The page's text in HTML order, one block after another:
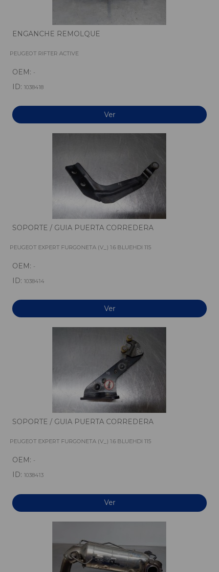
ENGANCHE REMOLQUE
PEUGEOT RIFTER ACTIVE
OEM: -
ID: 1038418
Ver
SOPORTE / GUIA PUERTA CORREDERA
PEUGEOT EXPERT FURGONETA (V_) 1.6 BLUEHDI 115
OEM: -
ID: 1038414
Ver
SOPORTE / GUIA PUERTA CORREDERA
PEUGEOT EXPERT FURGONETA (V_) 1.6 BLUEHDI 115
OEM: -
ID: 1038413
Ver